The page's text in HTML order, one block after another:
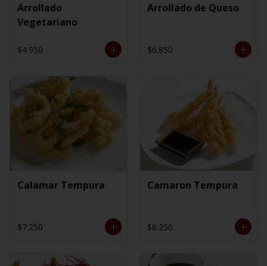
Arrollado
Vegetariano
$4.950
Arrollado de Queso
$6.850
Calamar Tempura
$7.250
Camaron Tempura
$8.250